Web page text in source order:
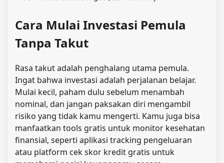
Cara Mulai Investasi Pemula
Tanpa Takut
Rasa takut adalah penghalang utama pemula.
Ingat bahwa investasi adalah perjalanan belajar.
Mulai kecil, paham dulu sebelum menambah
nominal, dan jangan paksakan diri mengambil
risiko yang tidak kamu mengerti. Kamu juga bisa
manfaatkan tools gratis untuk monitor kesehatan
finansial, seperti aplikasi tracking pengeluaran
atau platform cek skor kredit gratis untuk